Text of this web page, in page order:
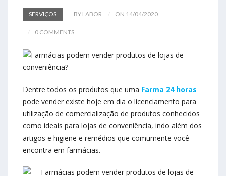
SERVIÇOS BY LABOR ON 14/04/2020
0 COMMENTS
Dentre todos os produtos que uma Farma 24 horas
pode vender existe hoje em dia o licenciamento para
utilização de comercialização de produtos conhecidos
como ideais para lojas de conveniência, indo além dos
artigos e higiene e remédios que comumente você
encontra em farmácias.